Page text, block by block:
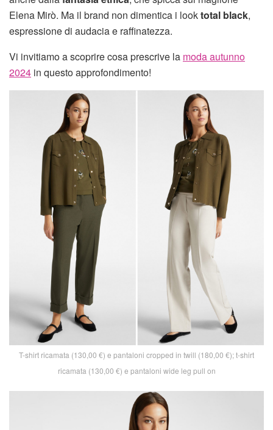
Elena Mirò. Ma il brand non dimentica i looktotal black,
espressione di audacia e raffinatezza.
Vi invitiamo a scoprire cosa prescrive la moda autunno
2024 in questo approfondimento!
T-shirt ricamata (130,00 €) e pantaloni cropped in twill (180,00 €); t-shirt
ricamata (130,00 €) e pantaloni wide leg pull on